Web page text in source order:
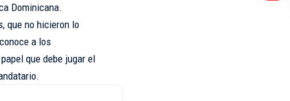
Dominicana.
que no hicieron lo
a los
que debe jugar el